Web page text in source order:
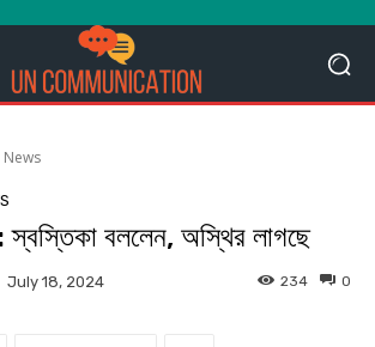
বললেন, অস্থির লাগছে
July 18, 2024 0
234